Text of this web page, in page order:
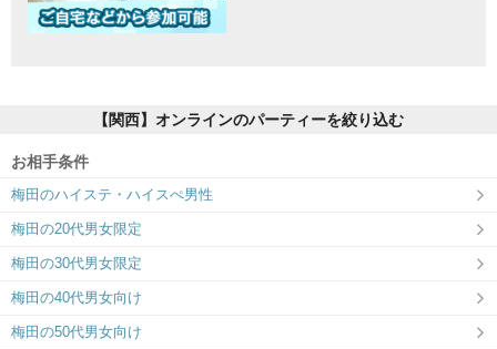
【関西】オンラインのパーティーを絞り込む
お相手条件
梅田のハイステ・ハイスぺ男性
梅田の20代男女限定
梅田の30代男女限定
梅田の40代男女向け
梅田の50代男女向け